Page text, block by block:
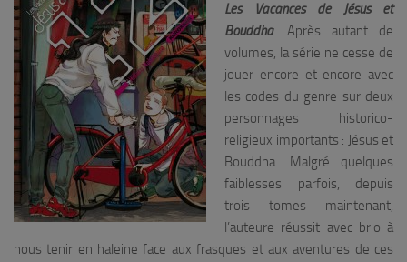
Les Vacances de Jésus et
Bouddha. Après autant de
volumes, la série ne cesse de
jouer encore et encore avec
les codes du genre sur deux
personnages historico-
religieux importants : Jésus et
Bouddha. Malgré quelques
faiblesses parfois, depuis
trois tomes maintenant,
l’auteure réussit avec brio à
nous tenir en haleine face aux frasques et aux aventures de ces